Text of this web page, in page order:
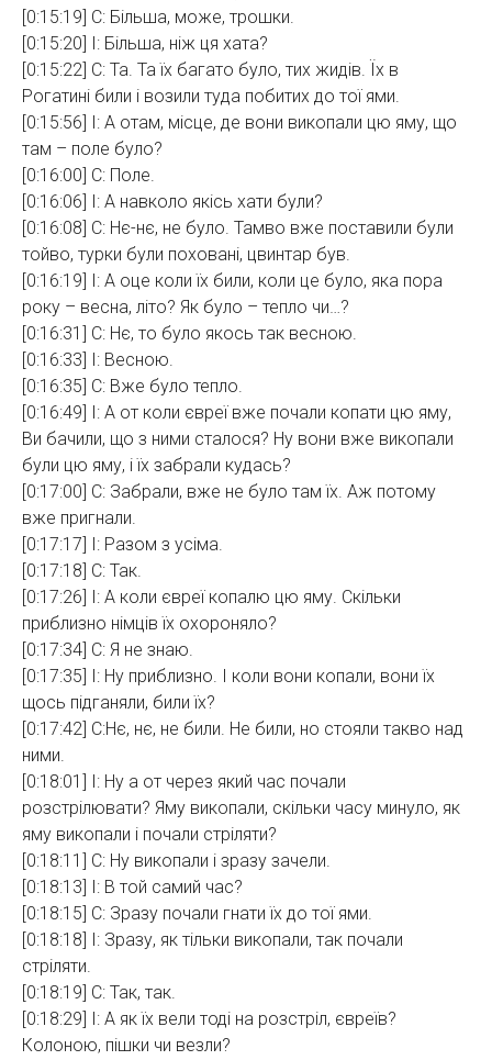
[0:15:19] С: Більша, може, трошки.
[0:15:20] І: Більша, ніж ця хата?
[0:15:22] С: Та. Та їх багато було, тих жидів. Їх в
Рогатині били і возили туда побитих до тої ями.
[0:15:56] І: А отам, місце, де вони викопали цю яму, що
там – поле було?
[0:16:00] С: Поле.
[0:16:06] І: А навколо якісь хати були?
[0:16:08] С: Нє-нє, не було. Тамво вже поставили були
тойво, турки були поховані, цвинтар був.
[0:16:19] І: А оце коли їх били, коли це було, яка пора
року – весна, літо? Як було – тепло чи…?
[0:16:31] С: Нє, то було якось так весною.
[0:16:33] І: Весною.
[0:16:35] С: Вже було тепло.
[0:16:49] І: А от коли євреї вже почали копати цю яму,
Ви бачили, що з ними сталося? Ну вони вже викопали
були цю яму, і їх забрали кудась?
[0:17:00] С: Забрали, вже не було там їх. Аж потому
вже пригнали.
[0:17:17] І: Разом з усіма.
[0:17:18] С: Так.
[0:17:26] І: А коли євреї копалю цю яму. Скільки
приблизно німців їх охороняло?
[0:17:34] С: Я не знаю.
[0:17:35] І: Ну приблизно. І коли вони копали, вони їх
щось підганяли, били їх?
[0:17:42] С:Нє, нє, не били. Не били, но стояли такво над
ними.
[0:18:01] І: Ну а от через який час почали
розстрілювати? Яму викопали, скільки часу минуло, як
яму викопали і почали стріляти?
[0:18:11] С: Ну викопали і зразу зачели.
[0:18:13] І: В той самий час?
[0:18:15] С: Зразу почали гнати їх до тої ями.
[0:18:18] І: Зразу, як тільки викопали, так почали
стріляти.
[0:18:19] С: Так, так.
[0:18:29] І: А як їх вели тоді на розстріл, євреїв?
Колоною, пішки чи везли?